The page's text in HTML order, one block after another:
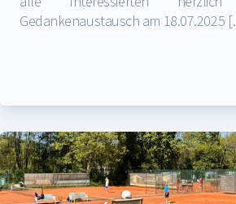
Gedankenaustausch am 18.07.2025